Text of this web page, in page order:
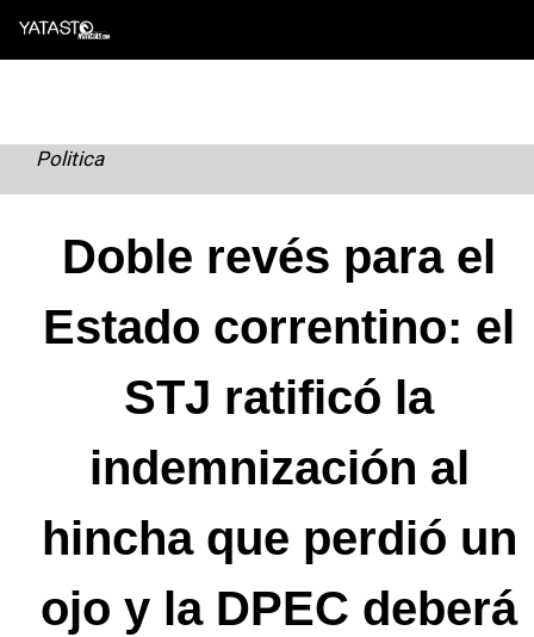
Skip
Politica
Doble revés para el
Estado correntino: el
STJ ratificó la
indemnización al
hincha que perdió un
ojo y la DPEC deberá